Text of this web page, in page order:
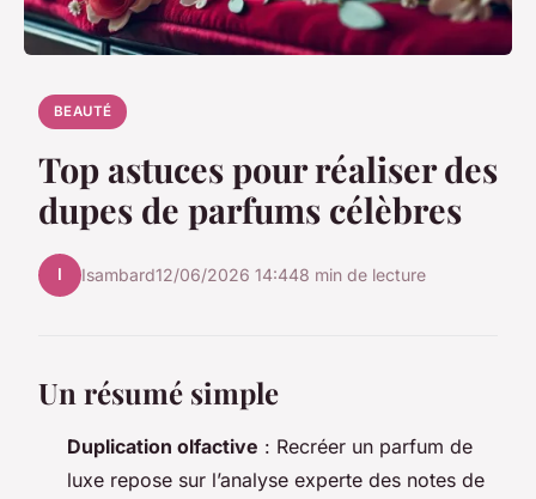
BEAUTÉ
Top astuces pour réaliser des
dupes de parfums célèbres
I Isambard12/06/2026 14:448 min de lecture
Un résumé simple
Duplication olfactive : Recréer un parfum de
luxe repose sur l’analyse experte des notes de